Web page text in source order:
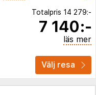
Totalpris 14 279:-
7 140:-
läs mer
Välj resa